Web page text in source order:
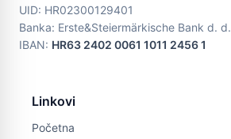
UID: HR02300129401
Banka: Erste&Steiermärkische Bank d. d.
IBAN: HR63 2402 0061 1011 2456 1
Linkovi
Početna